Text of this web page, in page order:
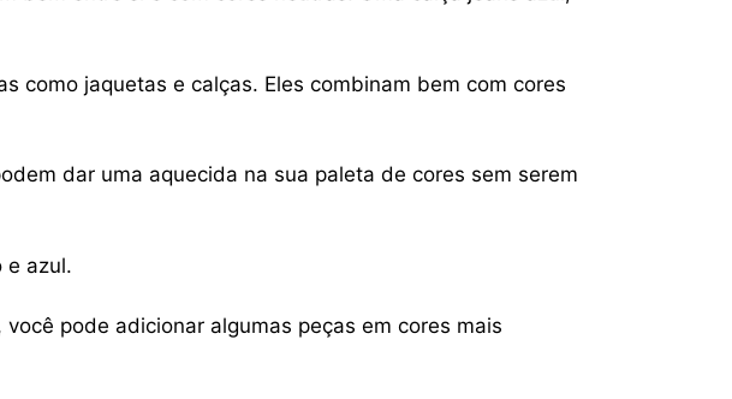
como jaquetas e calças. Eles combinam bem com cores
dar uma aquecida na sua paleta de cores sem serem
e azul.
pode adicionar algumas peças em cores mais